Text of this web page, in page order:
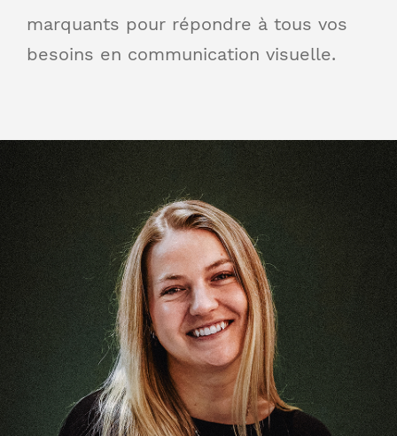
marquants pour répondre à tous vos
besoins en communication visuelle.